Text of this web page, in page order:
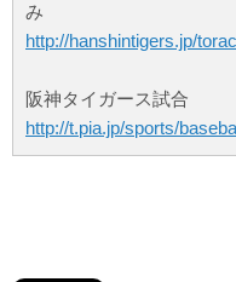
み
http://hanshintigers.jp/
阪神タイガース試合
http://t.pia.jp/sports/